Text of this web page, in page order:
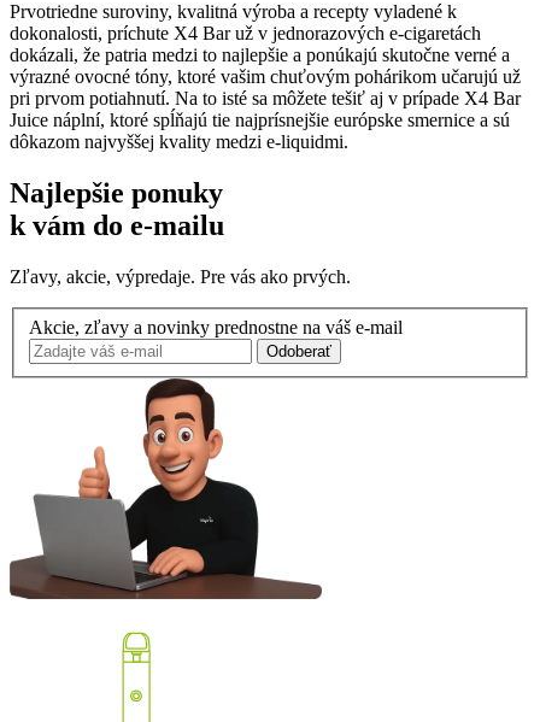
Prvotriedne suroviny, kvalitná výroba a recepty vyladené k
dokonalosti, príchute X4 Bar už v jednorazových e-cigaretách
dokázali, že patria medzi to najlepšie a ponúkajú skutočne verné a
výrazné ovocné tóny, ktoré vašim chuťovým pohárikom učarujú už
pri prvom potiahnutí. Na to isté sa môžete tešiť aj v prípade X4 Bar
Juice náplní, ktoré spĺňajú tie najprísnejšie európske smernice a sú
dôkazom najvyššej kvality medzi e-liquidmi.
Najlepšie ponuky
k vám do e-mailu
Zľavy, akcie, výpredaje. Pre vás ako prvých.
Akcie, zľavy a novinky prednostne na váš e-mail
Odoberať